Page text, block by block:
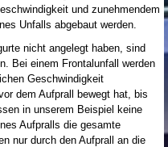
und zunehmendem
Unfalls abgebaut werden.
nicht angelegt haben, sind
Bei einem Frontalunfall werden
Geschwindigkeit
dem Aufprall bewegt hat, bis
in unserem Beispiel keine
Aufpralls die gesamte
nur durch den Aufprall an die